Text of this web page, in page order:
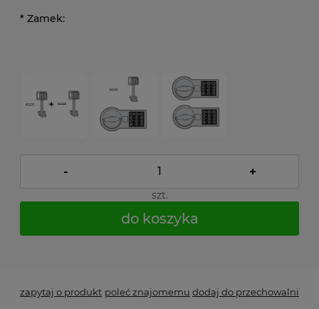
* Zamek:
- +
szt.
do koszyka
zapytaj o produkt poleć znajomemu dodaj do przechowalni